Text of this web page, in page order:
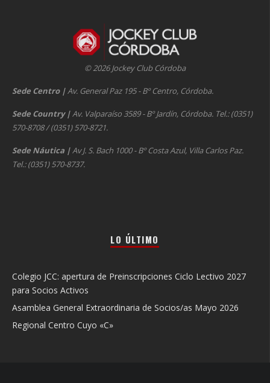
© 2026 Jockey Club Córdoba
Sede Centro |Av. General Paz 195 - Bº Centro, Córdoba.
Sede Country |Av. Valparaíso 3589 - Bº Jardín, Córdoba. Tel.: (0351)
570-8708 / (0351) 570-8721.
Sede Náutica |Av J. S. Bach 1000 - Bº Costa Azul, Villa Carlos Paz.
Tel.: (0351) 570-8737.
LO ÚLTIMO
Colegio JCC: apertura de Preinscripciones Ciclo Lectivo 2027
para Socios Activos
Asamblea General Extraordinaria de Socios/as Mayo 2026
Regional Centro Cuyo «C»